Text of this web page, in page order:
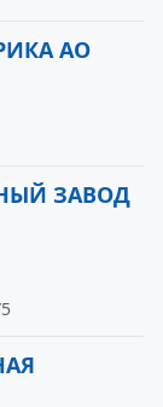
АО
ЗАВОД